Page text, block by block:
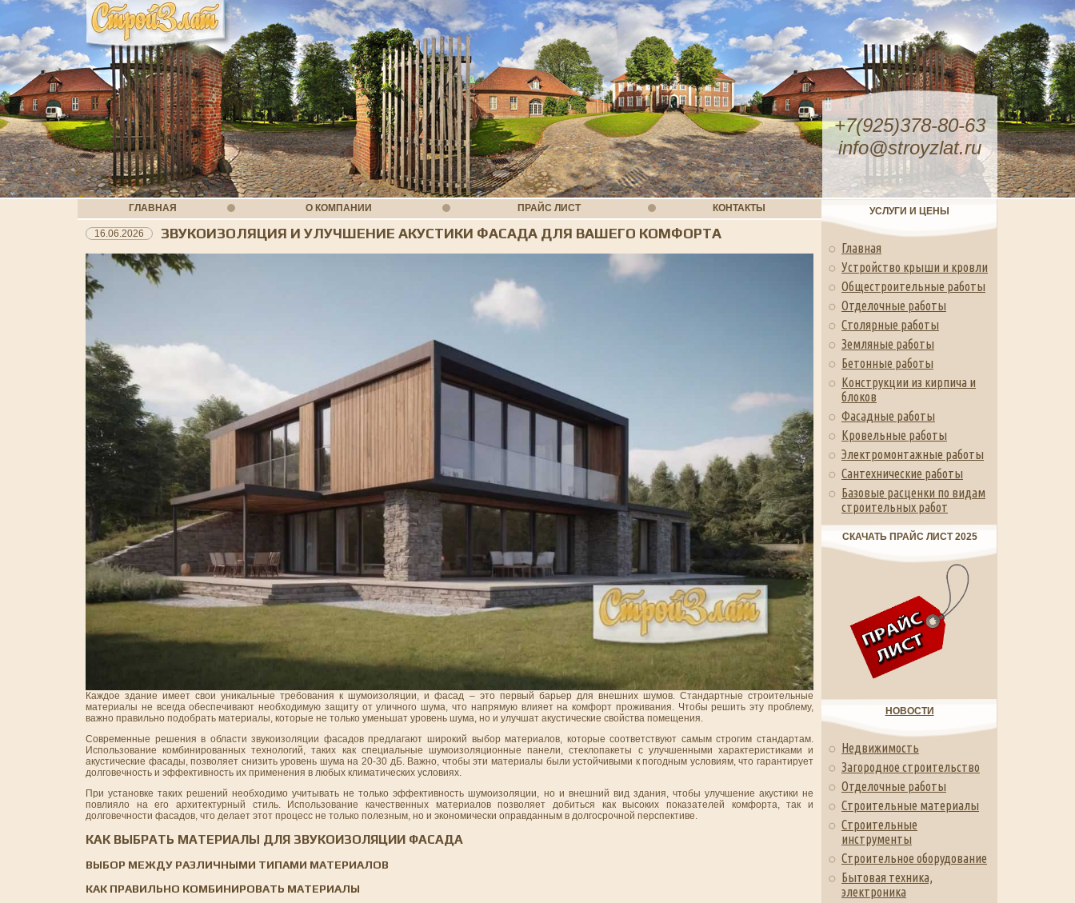
+7(925)378-80-63
info@stroyzlat.ru
ГЛАВНАЯ О КОМПАНИИ ПРАЙС ЛИСТ КОНТАКТЫ
16.06.2026 ЗВУКОИЗОЛЯЦИЯ И УЛУЧШЕНИЕ АКУСТИКИ ФАСАДА ДЛЯ ВАШЕГО КОМФОРТА
Каждое здание имеет свои уникальные требования к шумоизоляции, и фасад – это первый барьер для внешних шумов. Стандартные строительные
материалы не всегда обеспечивают необходимую защиту от уличного шума, что напрямую влияет на комфорт проживания. Чтобы решить эту проблему,
важно правильно подобрать материалы, которые не только уменьшат уровень шума, но и улучшат акустические свойства помещения.
Современные решения в области звукоизоляции фасадов предлагают широкий выбор материалов, которые соответствуют самым строгим стандартам.
Использование комбинированных технологий, таких как специальные шумоизоляционные панели, стеклопакеты с улучшенными характеристиками и
акустические фасады, позволяет снизить уровень шума на 20-30 дБ. Важно, чтобы эти материалы были устойчивыми к погодным условиям, что гарантирует
долговечность и эффективность их применения в любых климатических условиях.
При установке таких решений необходимо учитывать не только эффективность шумоизоляции, но и внешний вид здания, чтобы улучшение акустики не
повлияло на его архитектурный стиль. Использование качественных материалов позволяет добиться как высоких показателей комфорта, так и
долговечности фасадов, что делает этот процесс не только полезным, но и экономически оправданным в долгосрочной перспективе.
КАК ВЫБРАТЬ МАТЕРИАЛЫ ДЛЯ ЗВУКОИЗОЛЯЦИИ ФАСАДА
ВЫБОР МЕЖДУ РАЗЛИЧНЫМИ ТИПАМИ МАТЕРИАЛОВ
КАК ПРАВИЛЬНО КОМБИНИРОВАТЬ МАТЕРИАЛЫ
УСЛУГИ И ЦЕНЫ
Главная
Устройство крыши и кровли
Общестроительные работы
Отделочные работы
Столярные работы
Земляные работы
Бетонные работы
Конструкции из кирпича и
блоков
Фасадные работы
Кровельные работы
Электромонтажные работы
Сантехнические работы
Базовые расценки по видам
строительных работ
СКАЧАТЬ ПРАЙС ЛИСТ 2025
НОВОСТИ
Недвижимость
Загородное строительство
Отделочные работы
Строительные материалы
Строительные
инструменты
Строительное оборудование
Бытовая техника,
электроника